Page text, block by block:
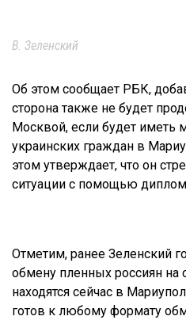
В. Зеленский
Об этом сообщает РБК,
сторона также не будет
Москвой, если будет иметь
украинских граждан в
этом утверждает, что он
ситуации с помощью
Отметим, ранее Зеленский
обмену пленных россиян на
находятся сейчас в
готов к любому формату